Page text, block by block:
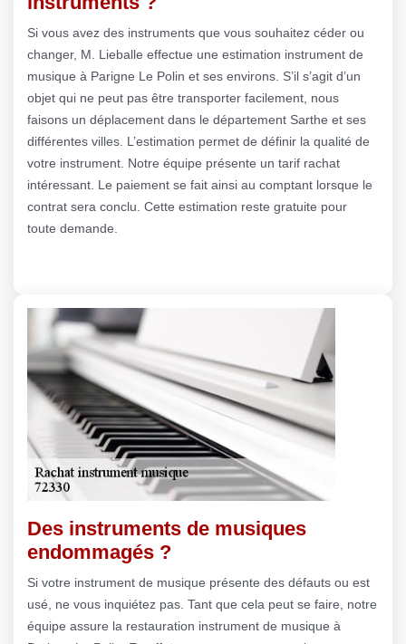
Si vous avez des instruments que vous souhaitez céder ou
changer, M. Lieballe effectue une estimation instrument de
musique à Parigne Le Polin et ses environs. S’il s’agit d’un
objet qui ne peut pas être transporter facilement, nous
faisons un déplacement dans le département Sarthe et ses
différentes villes. L’estimation permet de définir la qualité de
votre instrument. Notre équipe présente un tarif rachat
intéressant. Le paiement se fait ainsi au comptant lorsque le
contrat sera conclu. Cette estimation reste gratuite pour
toute demande.
Des instruments de musiques
endommagés ?
Si votre instrument de musique présente des défauts ou est
usé, ne vous inquiétez pas. Tant que cela peut se faire, notre
équipe assure la restauration instrument de musique à